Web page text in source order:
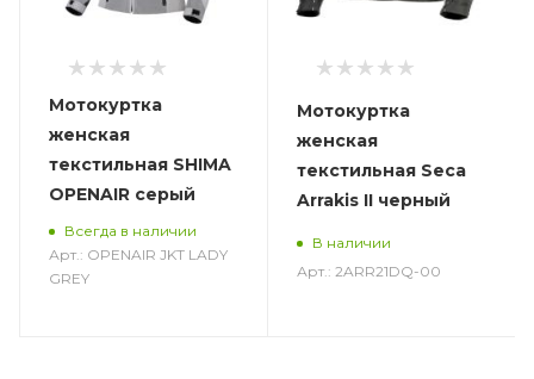
Мотокуртка
женская
текстильная SHIMA
OPENAIR серый
Всегда в наличии
Арт.: OPENAIR JKT LADY
GREY
Мотокуртка
женская
текстильная Seca
Arrakis II черный
В наличии
Арт.: 2ARR21DQ-00